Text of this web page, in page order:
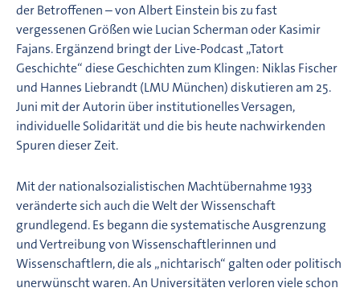
der Betroffenen – von Albert Einstein bis zu fast
vergessenen Größen wie Lucian Scherman oder Kasimir
Fajans. Ergänzend bringt der Live-Podcast „Tatort
Geschichte“ diese Geschichten zum Klingen: Niklas Fischer
und Hannes Liebrandt (LMU München) diskutieren am 25.
Juni mit der Autorin über institutionelles Versagen,
individuelle Solidarität und die bis heute nachwirkenden
Spuren dieser Zeit.
Mit der nationalsozialistischen Machtübernahme 1933
veränderte sich auch die Welt der Wissenschaft
grundlegend. Es begann die systematische Ausgrenzung
und Vertreibung von Wissenschaftlerinnen und
Wissenschaftlern, die als „nichtarisch“ galten oder politisch
unerwünscht waren. An Universitäten verloren viele schon